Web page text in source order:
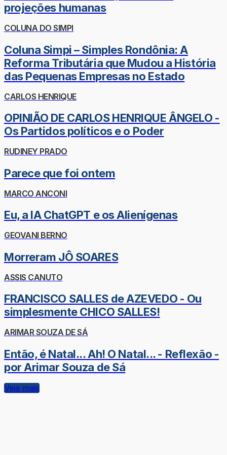
projeções humanas
COLUNA DO SIMPI
Coluna Simpi – Simples Rondônia: A
Reforma Tributária que Mudou a História
das Pequenas Empresas no Estado
CARLOS HENRIQUE
OPINIÃO DE CARLOS HENRIQUE ÂNGELO -
Os Partidos políticos e o Poder
RUDINEY PRADO
Parece que foi ontem
MARCO ANCONI
Eu, a IA ChatGPT e os Alienígenas
GEOVANI BERNO
Morreram JÔ SOARES
ASSIS CANUTO
FRANCISCO SALLES de AZEVEDO - Ou
simplesmente CHICO SALLES!
ARIMAR SOUZA DE SÁ
Então, é Natal... Ah! O Natal... - Reflexão -
por Arimar Souza de Sá
Veja mais